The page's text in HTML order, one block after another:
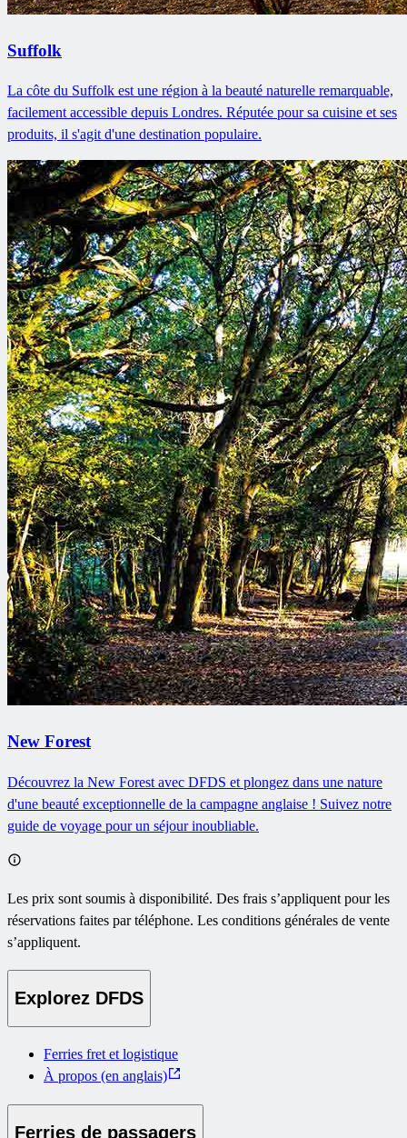
Suffolk
La côte du Suffolk est une région à la beauté naturelle remarquable,
facilement accessible depuis Londres. Réputée pour sa cuisine et ses
produits, il s'agit d'une destination populaire.
New Forest
Découvrez la New Forest avec DFDS et plongez dans une nature
d'une beauté exceptionnelle de la campagne anglaise ! Suivez notre
guide de voyage pour un séjour inoubliable.
Les prix sont soumis à disponibilité. Des frais s’appliquent pour les
réservations faites par téléphone. Les conditions générales de vente
s’appliquent.
Explorez DFDS
Ferries fret et logistique
À propos (en anglais)
Ferries de passagers